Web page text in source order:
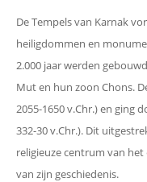
De Tempels van Karnak
heiligdommen en
2.000 jaar werden
Mut en hun zoon Chons.
2055-1650 v.Chr.) en ging
332-30 v.Chr.). Dit
religieuze centrum van
van zijn geschiedenis.